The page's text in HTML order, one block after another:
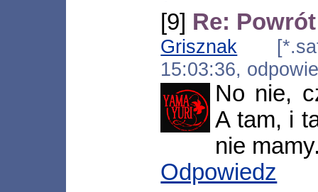
[9] Re:
Grisznak
15:03:36,
No nie,
A tam, i
nie
Odpowiedz